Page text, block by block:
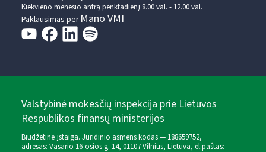
Kiekvieno mėnesio antrą penktadienį 8.00 val. - 12.00 val.
Paklausimas per Mano VMI
Valstybinė mokesčių inspekcija prie Lietuvos
Respublikos finansų ministerijos
Biudžetinė įstaiga. Juridinio asmens kodas — 188659752,
adresas: Vasario 16-osios g. 14, 01107 Vilnius, Lietuva, el.paštas: